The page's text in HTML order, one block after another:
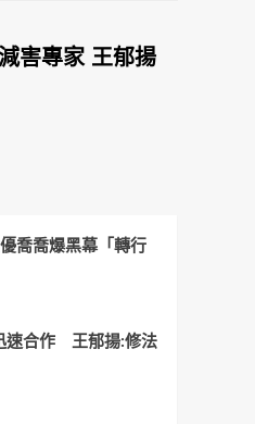
害專家 王郁揚
喬喬爆黑幕「轉行
速合作 王郁揚:修法